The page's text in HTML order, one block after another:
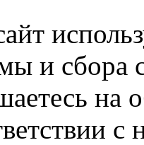
и сбора
на
с